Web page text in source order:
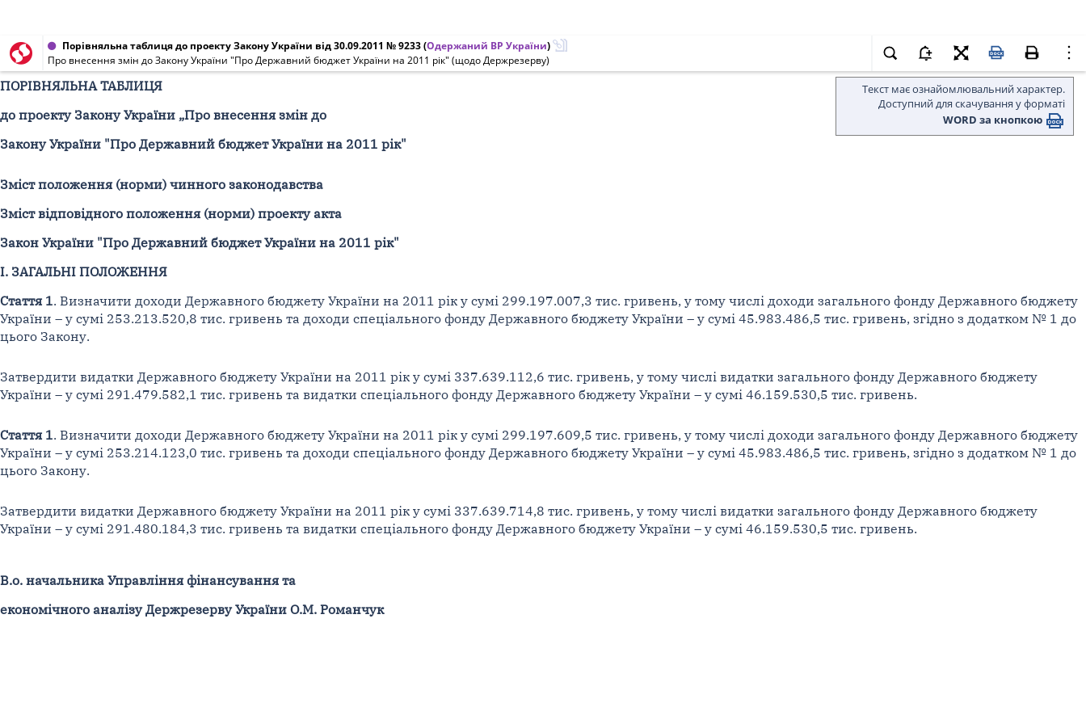
Порівняльна таблиця до проекту Закону України від 30.09.2011 № 9233(Одержаний ВР України)
Про внесення змін до Закону України "Про Державний бюджет України на 2011 рік" (щодо Держрезерву)
Текст має ознайомлювальний характер.
Доступний для скачування у форматі
WORD за кнопкою